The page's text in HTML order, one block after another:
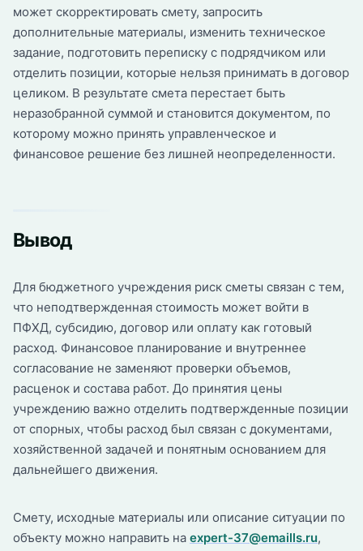
может скорректировать смету, запросить
дополнительные материалы, изменить техническое
задание, подготовить переписку с подрядчиком или
отделить позиции, которые нельзя принимать в договор
целиком. В результате смета перестает быть
неразобранной суммой и становится документом, по
которому можно принять управленческое и
финансовое решение без лишней неопределенности.
Вывод
Для бюджетного учреждения риск сметы связан с тем,
что неподтвержденная стоимость может войти в
ПФХД, субсидию, договор или оплату как готовый
расход. Финансовое планирование и внутреннее
согласование не заменяют проверки объемов,
расценок и состава работ. До принятия цены
учреждению важно отделить подтвержденные позиции
от спорных, чтобы расход был связан с документами,
хозяйственной задачей и понятным основанием для
дальнейшего движения.
Смету, исходные материалы или описание ситуации по
объекту можно направить на expert-37@emaills.ru,